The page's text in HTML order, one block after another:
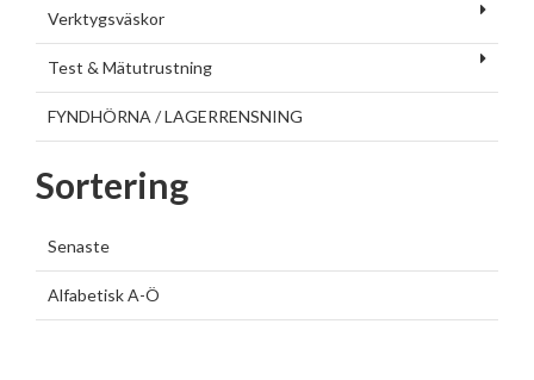
Verktygsväskor
Test & Mätutrustning
FYNDHÖRNA / LAGERRENSNING
Sortering
Senaste
Alfabetisk A-Ö